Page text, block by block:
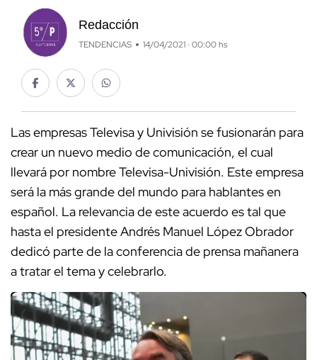
Redacción
TENDENCIAS 14/04/2021 · 00:00 hs
Las empresas Televisa y Univisión se fusionarán para
crear un nuevo medio de comunicación, el cual
llevará por nombre Televisa-Univisión. Este empresa
será la más grande del mundo para hablantes en
español. La relevancia de este acuerdo es tal que
hasta el presidente Andrés Manuel López Obrador
dedicó parte de la conferencia de prensa mañanera
a tratar el tema y celebrarlo.